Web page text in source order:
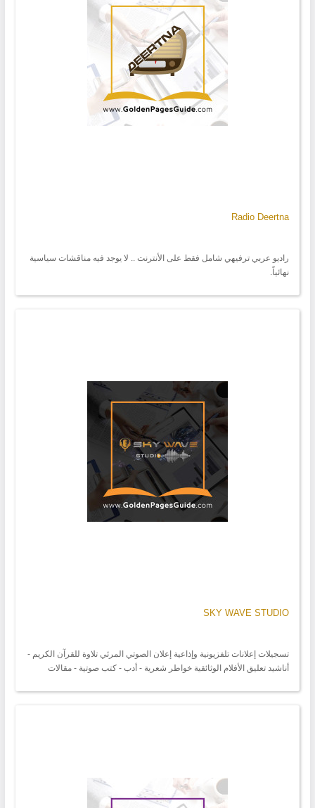
Radio Deertna
راديو عربي ترفيهي شامل فقط على الأنترنت .. لا يوجد فيه مناقشات سياسية
نهائياً.
SKY WAVE STUDIO
تسجيلات إعلانات تلفزيونية وإذاعية إعلان الصوتي المرئي تلاوة للقرآن الكريم -
أناشيد تعليق الأفلام الوثائقية خواطر شعرية - أدب - كتب صوتية - مقالات